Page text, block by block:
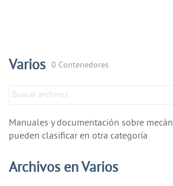
Varios 0 Contenedores
Manuales y documentación sobre
pueden clasificar en otra categoría
Archivos en Varios